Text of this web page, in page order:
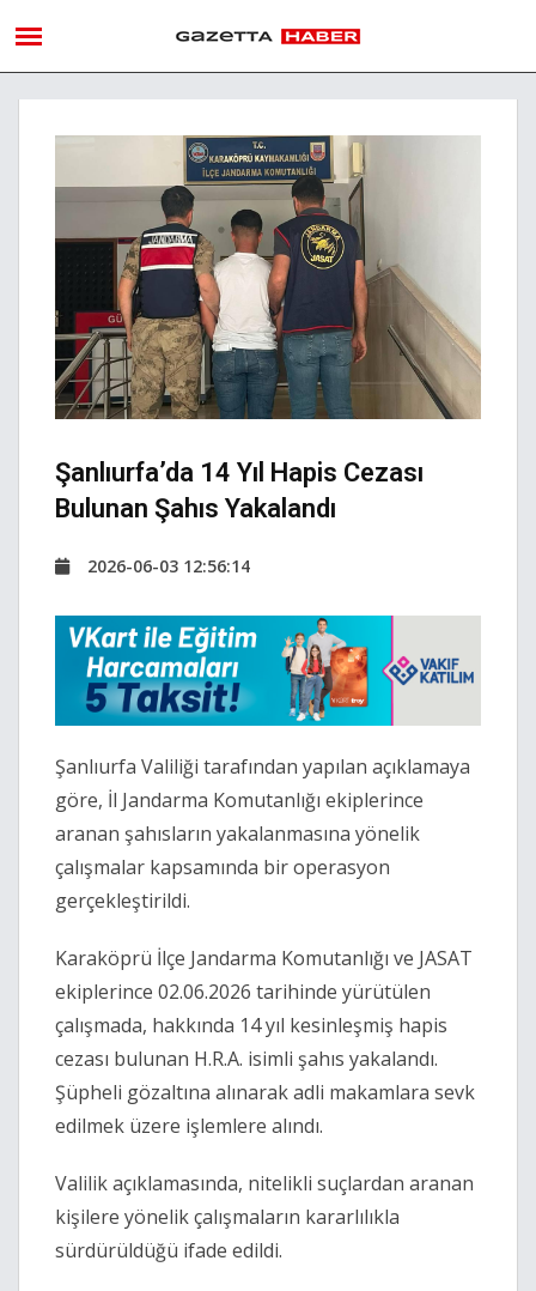
Şanlıurfa’da 14 Yıl Hapis Cezası
Bulunan Şahıs Yakalandı
2026-06-03 12:56:14
Şanlıurfa Valiliği tarafından yapılan açıklamaya
göre, İl Jandarma Komutanlığı ekiplerince
aranan şahısların yakalanmasına yönelik
çalışmalar kapsamında bir operasyon
gerçekleştirildi.
Karaköprü İlçe Jandarma Komutanlığı ve JASAT
ekiplerince 02.06.2026 tarihinde yürütülen
çalışmada, hakkında 14 yıl kesinleşmiş hapis
cezası bulunan H.R.A. isimli şahıs yakalandı.
Şüpheli gözaltına alınarak adli makamlara sevk
edilmek üzere işlemlere alındı.
Valilik açıklamasında, nitelikli suçlardan aranan
kişilere yönelik çalışmaların kararlılıkla
sürdürüldüğü ifade edildi.